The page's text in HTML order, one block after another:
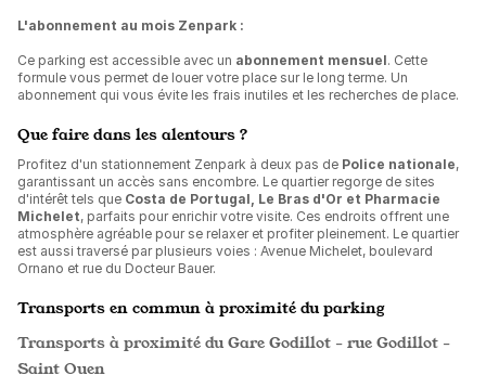
L'abonnement au mois Zenpark :
Ce parking est accessible avec un abonnement mensuel. Cette
formule vous permet de louer votre place sur le long terme. Un
abonnement qui vous évite les frais inutiles et les recherches de place.
Que faire dans les alentours ?
Profitez d'un stationnement Zenpark à deux pas de Police nationale,
garantissant un accès sans encombre. Le quartier regorge de sites
d'intérêt tels que Costa de Portugal, Le Bras d'Or et Pharmacie
Michelet, parfaits pour enrichir votre visite. Ces endroits offrent une
atmosphère agréable pour se relaxer et profiter pleinement. Le quartier
est aussi traversé par plusieurs voies : Avenue Michelet, boulevard
Ornano et rue du Docteur Bauer.
Transports en commun à proximité du parking
Transports à proximité du Gare Godillot - rue Godillot -
Saint Ouen